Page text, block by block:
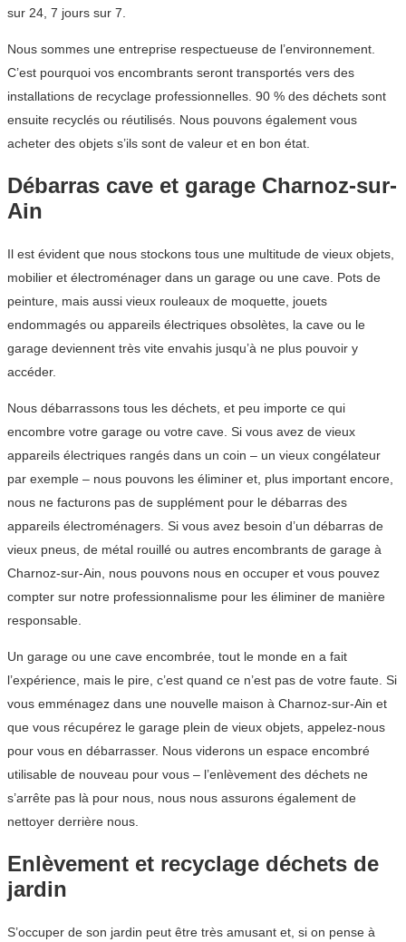
sur 24, 7 jours sur 7.
Nous sommes une entreprise respectueuse de l’environnement.
C’est pourquoi vos encombrants seront transportés vers des
installations de recyclage professionnelles. 90 % des déchets sont
ensuite recyclés ou réutilisés. Nous pouvons également vous
acheter des objets s’ils sont de valeur et en bon état.
Débarras cave et garage Charnoz-sur-
Ain
Il est évident que nous stockons tous une multitude de vieux objets,
mobilier et électroménager dans un garage ou une cave. Pots de
peinture, mais aussi vieux rouleaux de moquette, jouets
endommagés ou appareils électriques obsolètes, la cave ou le
garage deviennent très vite envahis jusqu’à ne plus pouvoir y
accéder.
Nous débarrassons tous les déchets, et peu importe ce qui
encombre votre garage ou votre cave. Si vous avez de vieux
appareils électriques rangés dans un coin – un vieux congélateur
par exemple – nous pouvons les éliminer et, plus important encore,
nous ne facturons pas de supplément pour le débarras des
appareils électroménagers. Si vous avez besoin d’un débarras de
vieux pneus, de métal rouillé ou autres encombrants de garage à
Charnoz-sur-Ain, nous pouvons nous en occuper et vous pouvez
compter sur notre professionnalisme pour les éliminer de manière
responsable.
Un garage ou une cave encombrée, tout le monde en a fait
l’expérience, mais le pire, c’est quand ce n’est pas de votre faute. Si
vous emménagez dans une nouvelle maison à Charnoz-sur-Ain et
que vous récupérez le garage plein de vieux objets, appelez-nous
pour vous en débarrasser. Nous viderons un espace encombré
utilisable de nouveau pour vous – l’enlèvement des déchets ne
s’arrête pas là pour nous, nous nous assurons également de
nettoyer derrière nous.
Enlèvement et recyclage déchets de
jardin
S’occuper de son jardin peut être très amusant et, si on pense à